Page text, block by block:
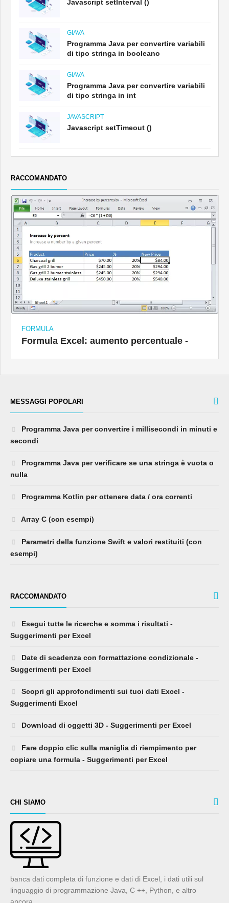
Javascript setInterval ()
GIAVA
Programma Java per convertire variabili
di tipo stringa in booleano
GIAVA
Programma Java per convertire variabili
di tipo stringa in int
JAVASCRIPT
Javascript setTimeout ()
RACCOMANDATO
FORMULA
Formula Excel: aumento percentuale -
MESSAGGI POPOLARI
Programma Java per convertire i millisecondi in minuti e
secondi
Programma Java per verificare se una stringa è vuota o
nulla
Programma Kotlin per ottenere data / ora correnti
Array C (con esempi)
Parametri della funzione Swift e valori restituiti (con
esempi)
RACCOMANDATO
Esegui tutte le ricerche e somma i risultati -
Suggerimenti per Excel
Date di scadenza con formattazione condizionale -
Suggerimenti per Excel
Scopri gli approfondimenti sui tuoi dati Excel -
Suggerimenti Excel
Download di oggetti 3D - Suggerimenti per Excel
Fare doppio clic sulla maniglia di riempimento per
copiare una formula - Suggerimenti per Excel
CHI SIAMO
banca dati completa di funzione e dati di Excel, i dati utili sul
linguaggio di programmazione Java, C ++, Python, e altro